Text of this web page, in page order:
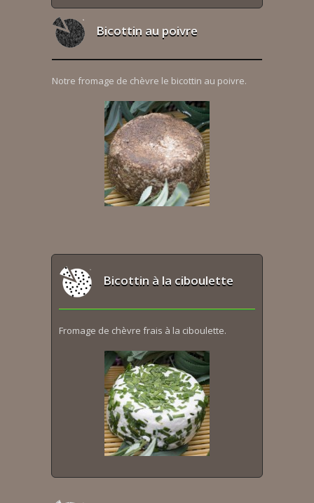
Bicottin au poivre
Notre fromage de chèvre le bicottin au poivre.
Bicottin à la ciboulette
Fromage de chèvre frais à la ciboulette.